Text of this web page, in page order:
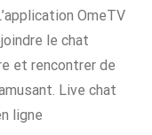
OmeTV
le chat
et rencontrer de
Live chat
ligne